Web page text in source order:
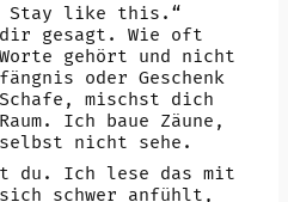
Stay like this.“
dir gesagt. Wie oft
gehört und nicht
oder Geschenk
mischst dich
Ich baue Zäune,
nicht sehe.
du. Ich lese das mit
schwer anfühlt,